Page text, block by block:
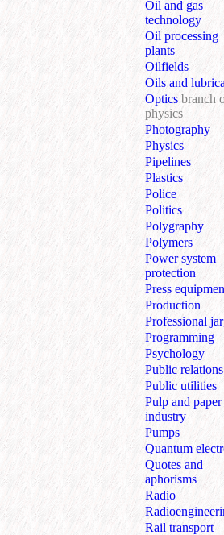
Oil and gas
technology
Oil processing
plants
Oilfields
Oils and
Optics branch
physics
Photography
Physics
Pipelines
Plastics
Police
Politics
Polygraphy
Polymers
Power system
protection
Press
Production
Professional
Programming
Psychology
Public relations
Public utilities
Pulp and paper
industry
Pumps
Quantum
Quotes and
aphorisms
Radio
Rail transport